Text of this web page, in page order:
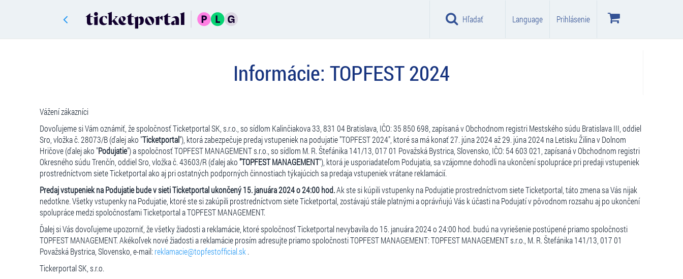
Hľadať Language Prihlásenie
Informácie: TOPFEST 2024
Vážení zákazníci
Dovoľujeme si Vám oznámiť, že spoločnosť Ticketportal SK, s.r.o., so sídlom Kalinčiakova 33, 831 04 Bratislava, IČO: 35 850 698, zapísaná v Obchodnom registri Mestského súdu Bratislava III, oddiel
Sro, vložka č. 28073/B (ďalej ako "Ticketportal"), ktorá zabezpečuje predaj vstupeniek na podujatie "TOPFEST 2024", ktoré sa má konať 27. júna 2024 až 29. júna 2024 na Letisku Žilina v Dolnom
Hričove (ďalej ako "Podujatie") a spoločnosť TOPFEST MANAGEMENT s.r.o., so sídlom M. R. Štefánika 141/13, 017 01 Považská Bystrica, Slovensko, IČO: 54 603 021, zapísaná v Obchodnom registri
Okresného súdu Trenčín, oddiel Sro, vložka č. 43603/R (ďalej ako"TOPFEST MANAGEMENT"), ktorá je usporiadateľom Podujatia, sa vzájomne dohodli na ukončení spolupráce pri predaji vstupeniek
prostredníctvom siete Ticketportal ako aj pri ostatných podporných činnostiach týkajúcich sa predaja vstupeniek vrátane reklamácií.
Predaj vstupeniek na Podujatie bude v sieti Ticketportal ukončený 15. januára 2024 o 24:00 hod.Ak ste si kúpili vstupenky na Podujatie prostredníctvom siete Ticketportal, táto zmena sa Vás nijak
nedotkne. Všetky vstupenky na Podujatie, ktoré ste si zakúpili prostredníctvom siete Ticketportal, zostávajú stále platnými a oprávňujú Vás k účasti na Podujatí v pôvodnom rozsahu aj po ukončení
spolupráce medzi spoločnosťami Ticketportal a TOPFEST MANAGEMENT.
Ďalej si Vás dovoľujeme upozorniť, že všetky žiadosti a reklamácie, ktoré spoločnosť Ticketportal nevybavila do 15. januára 2024 o 24:00 hod. budú na vyriešenie postúpené priamo spoločnosti
TOPFEST MANAGEMENT. Akékoľvek nové žiadosti a reklamácie prosím adresujte priamo spoločnosti TOPFEST MANAGEMENT: TOPFEST MANAGEMENT s.r.o., M. R. Štefánika 141/13, 017 01
Považská Bystrica, Slovensko, e-mail: reklamacie@topfestofficial.sk .
Tickerportal SK, s.r.o.